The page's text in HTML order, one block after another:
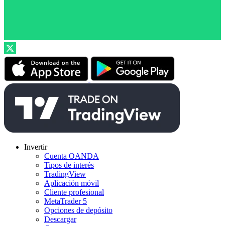
Invertir
Cuenta OANDA
Tipos de interés
TradingView
Aplicación móvil
Cliente profesional
MetaTrader 5
Opciones de depósito
Descargar